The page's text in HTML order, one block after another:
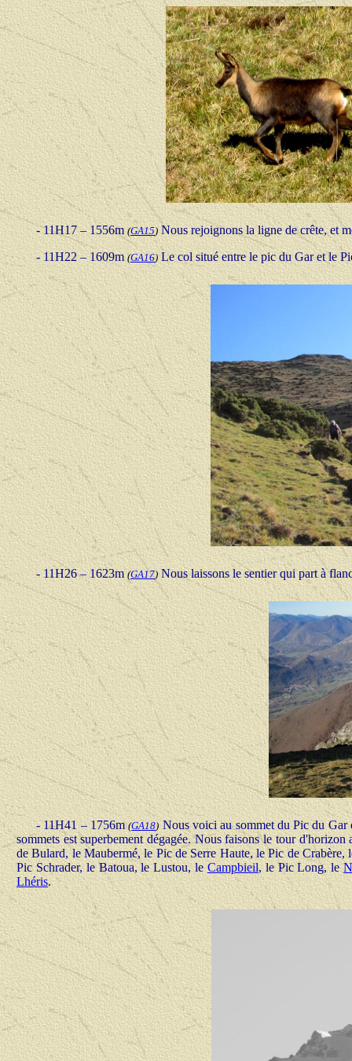
- 11H17 – 1556m(GA15)Nous rejoignons la ligne de crête, et
- 11H22 – 1609m(GA16)Le col situé entre le pic du Gar et le
- 11H26 – 1623m(GA17)Nous laissons le sentier qui part à
- 11H41 – 1756m(GA18) Nous voici au sommet du Pic du Gar
sommets est superbement dégagée. Nous faisons le tour
de Bulard, le Maubermé, le Pic de Serre Haute, le Pic de Crabère,
Pic Schrader, le Batoua, le Lustou, le Campbieil, le Pic Long, le
Lhéris.